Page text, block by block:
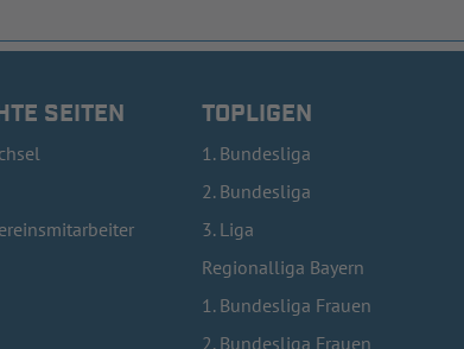
SEITEN TOPLIGEN
1. Bundesliga
2. Bundesliga
3. Liga
Regionalliga Bayern
1. Bundesliga Frauen
2. Bundesliga Frauen